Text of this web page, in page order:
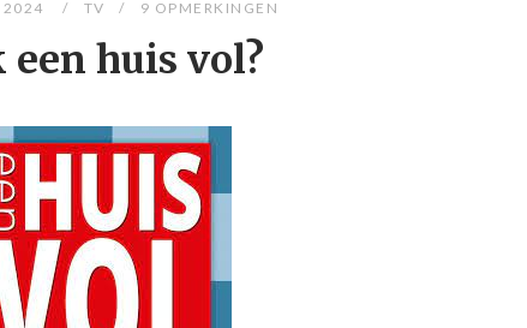
2024 TV 9 OPMERKINGEN
een huis vol?